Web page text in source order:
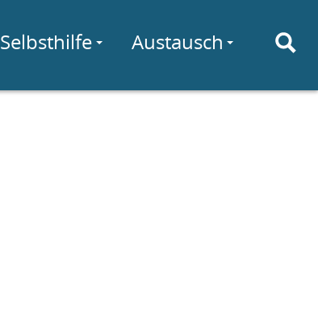
Selbsthilfe Austausch